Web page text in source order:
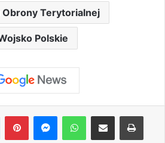
Obrony Terytorialnej
Polskie
LinkedInPinterestMessengerWhatsAppShare via Email Print